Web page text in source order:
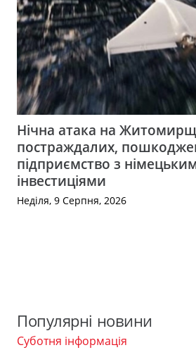
Нічна атака на
постраждалих,
підприємство з
інвестиціями
Неділя, 9 Серпня, 2026
Популярні новини
Суботня інформація